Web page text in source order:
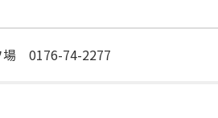
場 0176-74-2277